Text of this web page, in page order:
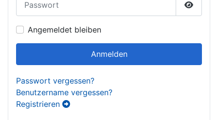
Angemeldet bleiben
Anmelden
Passwort vergessen?
Benutzername vergessen?
Registrieren